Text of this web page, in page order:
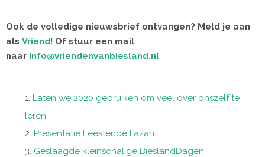
Ook de volledige nieuwsbrief ontvangen? Meld je aan
als Vriend! Of stuur een mail
naar info@vriendenvanbiesland.nl
Laten we 2020 gebruiken om veel over onszelf te
leren
Presentatie Feestende Fazant
Geslaagde kleinschalige BieslandDagen